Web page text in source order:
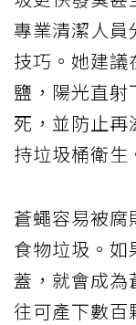
專業清潔人員
技巧。她建議
鹽，陽光直
死，並防止
持垃圾桶衛生
蒼蠅容易被腐
食物垃圾。如
蓋，就會成為
往可產下數